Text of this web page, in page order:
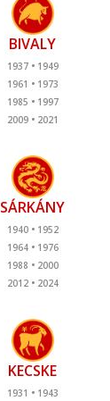
BIVALY
1937
1949
1961
1973
1985
1997
2009
2021
SÁRKÁNY
1940
1952
1964
1976
1988
2000
2012
2024
KECSKE
1931
1943